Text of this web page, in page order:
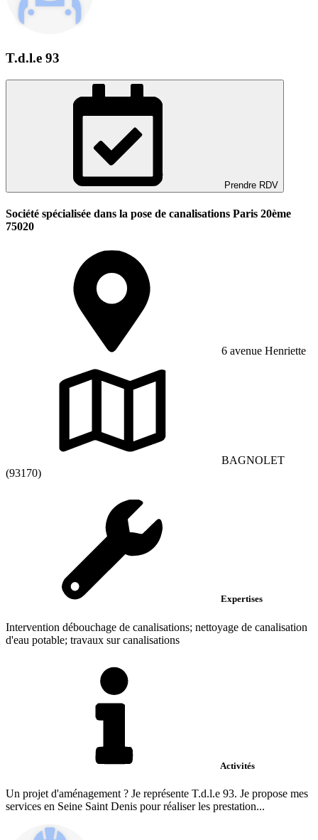
T.d.l.e 93
Prendre RDV
Société spécialisée dans la pose de canalisations Paris 20ème
75020
6 avenue Henriette
BAGNOLET
(93170)
Expertises
Intervention débouchage de canalisations; nettoyage de canalisation
d'eau potable; travaux sur canalisations
Activités
Un projet d'aménagement ? Je représente T.d.l.e 93. Je propose mes
services en Seine Saint Denis pour réaliser les prestation...